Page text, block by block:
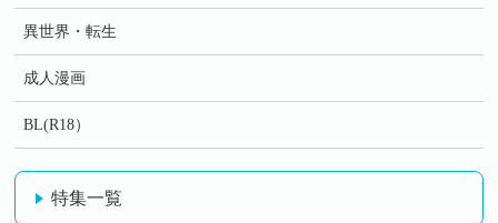
異世界・転生
成人漫画
BL(R18）
特集一覧